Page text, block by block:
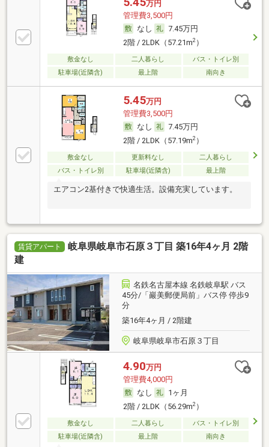
万円
管理費3,500円
なし
7.45万円
2階 / 2LDK（57.21m2）
敷金なし 二人暮らし
バス・トイレ別
駐車場(近隣含)
最上階 南向き
5.45万円
管理費3,500円
なし
7.45万円
2階 / 2LDK（57.19m2）
敷金なし 更新料なし
二人暮らし
バス・トイレ別
駐車場(近隣含) 最上階
エアコン2基付きで快適生活。設備充実しています。
賃貸アパート
岐阜県岐阜市石原３丁目 築16年4ヶ月 2階
建
名鉄名古屋本線 名鉄岐阜駅 バス
45分/「巖美郵便局前」バス停 停歩9
分
築16年4ヶ月 / 2階建
岐阜県岐阜市石原３丁目
4.90万円
管理費4,000円
なし
1ヶ月
2階 / 2LDK（56.29m2）
敷金なし 二人暮らし
バス・トイレ別
駐車場(近隣含)
最上階 南向き